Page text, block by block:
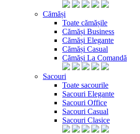
Cămăși
Toate cămășile
Cămăși Business
Cămăși Elegante
Cămăși Casual
Cămăși La Comandă
Sacouri
Toate sacourile
Sacouri Elegante
Sacouri Office
Sacouri Casual
Sacouri Clasice